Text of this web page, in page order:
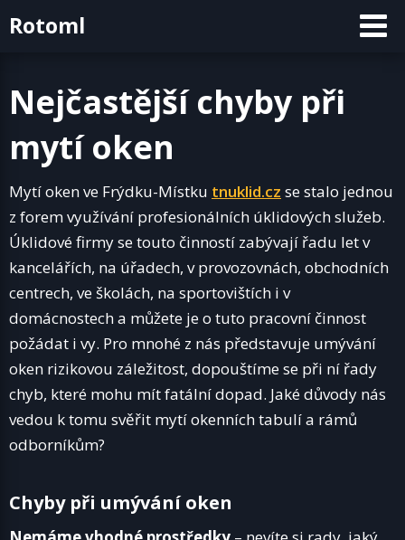
toRotoml
Nejčastější chyby při
mytí oken
Mytí oken ve Frýdku-Místku tnuklid.cz se stalo jednou
z forem využívání profesionálních úklidových služeb.
Úklidové firmy se touto činností zabývají řadu let v
kancelářích, na úřadech, v provozovnách, obchodních
centrech, ve školách, na sportovištích i v
domácnostech a můžete je o tuto pracovní činnost
požádat i vy. Pro mnohé z nás představuje umývání
oken rizikovou záležitost, dopouštíme se při ní řady
chyb, které mohu mít fatální dopad. Jaké důvody nás
vedou k tomu svěřit mytí okenních tabulí a rámů
odborníkům?
Chyby při umývání oken